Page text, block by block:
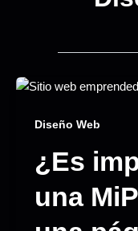
Diseño Web
¿Es
una